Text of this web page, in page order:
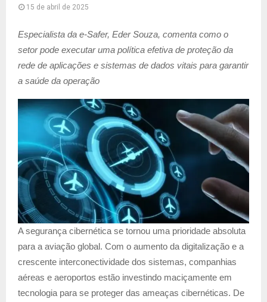
15 de abril de 2025
Especialista da e-Safer, Eder Souza, comenta como o
setor pode executar uma política efetiva de proteção da
rede de aplicações e sistemas de dados vitais para garantir
a saúde da operação
A segurança cibernética se tornou uma prioridade absoluta
para a aviação global. Com o aumento da digitalização e a
crescente interconectividade dos sistemas, companhias
aéreas e aeroportos estão investindo maciçamente em
tecnologia para se proteger das ameaças cibernéticas. De